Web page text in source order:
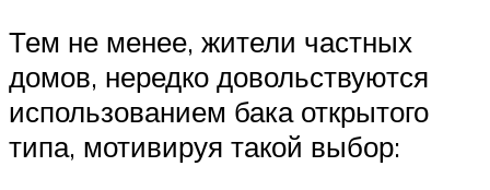
Тем не менее, жители частных
домов, нередко довольствуются
использованием бака открытого
типа, мотивируя такой выбор: